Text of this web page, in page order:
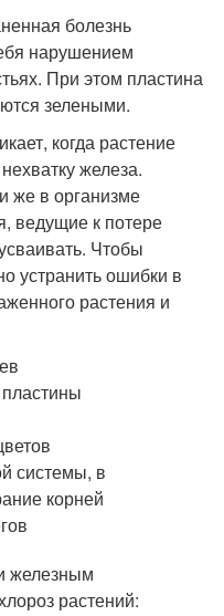
болезнь
нарушением
При этом пластина
зелеными.
когда растение
железа.
же в организме
ведущие к потере
Чтобы
устранить ошибки в
растения и
системы, в
корней